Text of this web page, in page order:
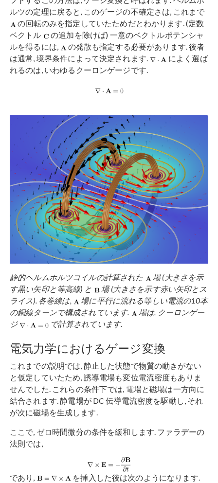
ルツの定理に戻ると, このゲージの不確定さは, これまで
の回転のみを指定していたためだとわかります. (定数
ベクトル
の追加を除けば) 一意のベクトルポテンシャ
ルを得るには,
の発散も指定する必要があります. 後者
は通常, 境界条件によって決定されます.
によく選ば
れるのは, いわゆるクーロンゲージです.
静的ヘルムホルツコイルの計算された
場 (大きさを示
す黒い矢印と等高線) と
場 (大きさを示す赤い矢印とス
ライス). 各巻線は,
場に平行に流れる等しい電流の10本
の銅線ターンで構成されています.
場は, クーロンゲー
ジ
で計算されています.
電気力学におけるゲージ変換
これまでの説明では, 静止した状態で物質の動きがない
と仮定していたため, 誘導電場も変位電流密度もありま
せんでした. これらの条件下では, 電場と磁場は一方向に
結合されます. 静電場が DC 伝導電流密度を駆動し, それ
が次に磁場を生成します.
ここで, ゼロ時間微分の条件を緩和します. ファラデーの
法則では,
であり, を挿入した後は次のようになります.